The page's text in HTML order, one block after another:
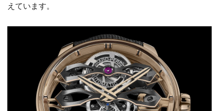
えています。